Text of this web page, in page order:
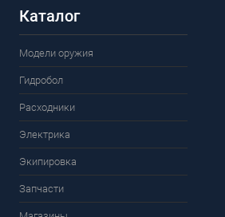
Каталог
Модели оружия
Гидробол
Расходники
Электрика
Экипировка
Запчасти